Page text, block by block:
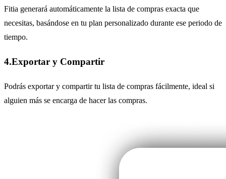
Fitia generará automáticamente la lista de compras exacta que
necesitas, basándose en tu plan personalizado durante ese periodo de
tiempo.
4.Exportar y Compartir
Podrás exportar y compartir tu lista de compras fácilmente, ideal si
alguien más se encarga de hacer las compras.